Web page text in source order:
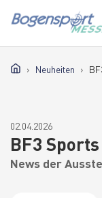
Neuheiten
02.04.2026
BF3 Sports
News der